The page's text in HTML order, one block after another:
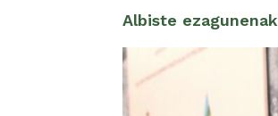
Albiste ezagunenak